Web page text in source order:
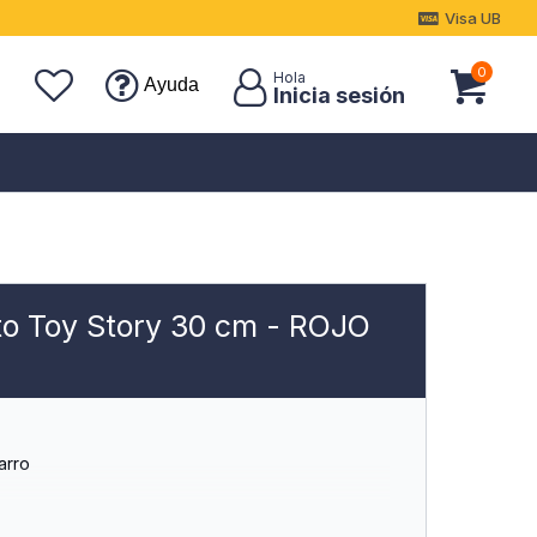
Ayuda
0
Visa UB
Toy Story 30 cm - ROJO